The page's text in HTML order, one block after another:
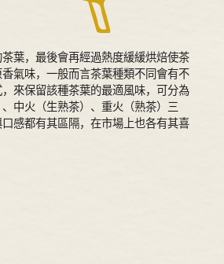
葉，最後會再經過熱度緩緩烘焙使茶
氣味，一般而言茶葉種類不同會有不
，來保留該種茶葉的最適風味，可分為
中火（生熟茶）、重火（熟茶）三
感都有其區隔，在市場上也各有其喜